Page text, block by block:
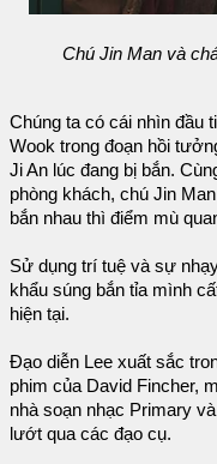
Chú Jin Man và
Chúng ta có cái nhìn đầu
Wook trong đoạn hồi
Ji An lúc đang bị bắn.
phòng khách, chú Jin
bắn nhau thì điểm mù
Sử dụng trí tuệ và sự
khẩu súng bắn tỉa mình
hiện tại.
Đạo diễn Lee xuất sắc
phim của David Fincher,
nhà soạn nhạc Primary
lướt qua các đạo cụ.